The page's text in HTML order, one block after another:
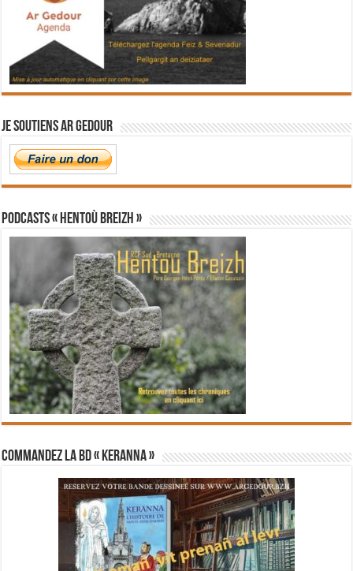
Je soutiens Ar Gedour
PODCASTS « Hentoù Breizh »
Commandez la BD « Keranna »